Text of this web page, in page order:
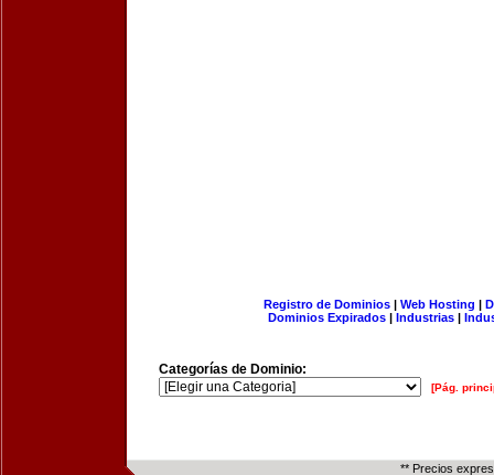
Registro de Dominios| Web Hosting |
Dominios Expirados | Industrias |
Categorías de Dominio:
[Pág.
** Precios